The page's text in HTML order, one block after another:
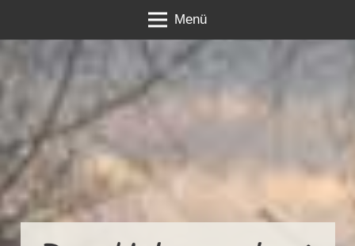
Menü